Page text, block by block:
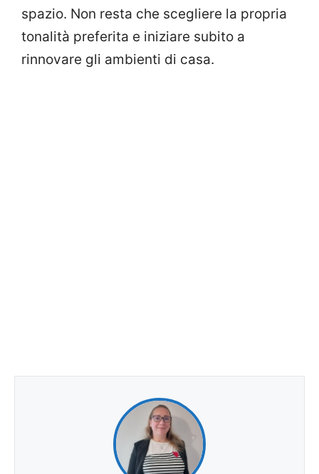
spazio. Non resta che scegliere la propria
tonalità preferita e iniziare subito a
rinnovare gli ambienti di casa.